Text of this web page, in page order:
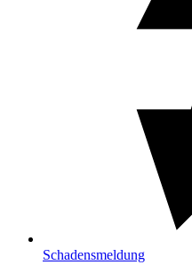
Schadensmeldung